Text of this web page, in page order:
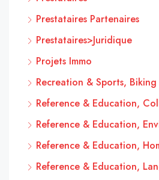
Prestataires Partenaires
Prestataires>Juridique
Projets Immo
Recreation & Sports, Biking
Reference & Education,
Reference & Education,
Reference & Education,
Reference & Education,